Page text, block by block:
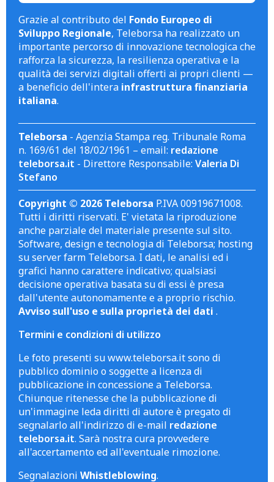
Grazie al contributo del Fondo Europeo di
Sviluppo Regionale, Teleborsa ha realizzato un
importante percorso di innovazione tecnologica che
rafforza la sicurezza, la resilienza operativa e la
qualità dei servizi digitali offerti ai propri clienti —
a beneficio dell'intera infrastruttura finanziaria
italiana.
Teleborsa - Agenzia Stampa reg. Tribunale Roma
n. 169/61 del 18/02/1961 – email: redazione
teleborsa.it - Direttore Responsabile: Valeria Di
Stefano
Copyright © 2026 Teleborsa P.IVA 00919671008.
Tutti i diritti riservati. E' vietata la riproduzione
anche parziale del materiale presente sul sito.
Software, design e tecnologia di Teleborsa; hosting
su server farm Teleborsa. I dati, le analisi ed i
grafici hanno carattere indicativo; qualsiasi
decisione operativa basata su di essi è presa
dall'utente autonomamente e a proprio rischio.
Avviso sull'uso e sulla proprietà dei dati .
Termini e condizioni di utilizzo
Le foto presenti su www.teleborsa.it sono di
pubblico dominio o soggette a licenza di
pubblicazione in concessione a Teleborsa.
Chiunque ritenesse che la pubblicazione di
un'immagine leda diritti di autore è pregato di
segnalarlo all'indirizzo di e-mail redazione
teleborsa.it. Sarà nostra cura provvedere
all'accertamento ed all'eventuale rimozione.
Segnalazioni Whistleblowing.